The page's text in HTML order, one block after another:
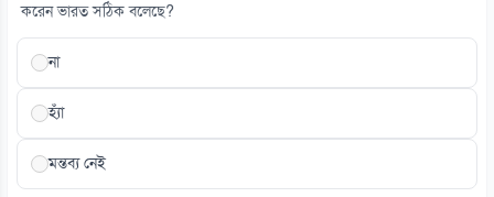
করেন ভারত সঠিক বলেছে?
না
হ্যাঁ
মন্তব্য নেই